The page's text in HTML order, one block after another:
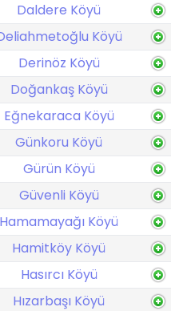
Daldere Köyü
Köyü
Derinöz Köyü
Doğankaş Köyü
Eğnekaraca Köyü
Günkoru Köyü
Gürün Köyü
Güvenli Köyü
Hamamayağı Köyü
Hamitköy Köyü
Hasırcı Köyü
Hızarbaşı Köyü